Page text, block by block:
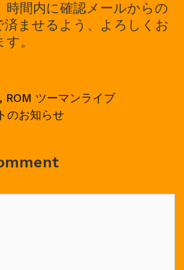
時間内に確認メールからの
済ませるよう、よろしくお
。
ツーマンライブ
のお知らせ